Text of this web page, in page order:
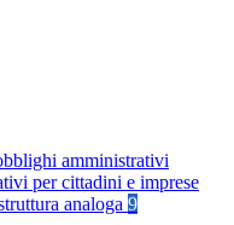
amministrativi
per cittadini e imprese
analoga 9